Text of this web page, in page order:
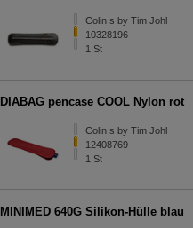
Colin s by Tim Johl
10328196
1St
DIABAG pencase COOL Nylon rot
Colin s by Tim Johl
12408769
1St
MINIMED 640G Silikon-Hülle blau